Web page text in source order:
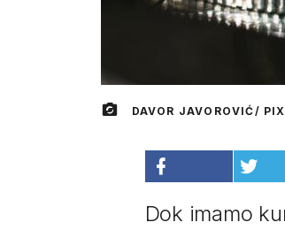
DAVOR JAVOROVIĆ/
Dok imamo